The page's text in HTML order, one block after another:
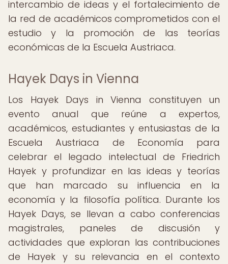
intercambio de ideas y el fortalecimiento de
la red de académicos comprometidos con el
estudio y la promoción de las teorías
económicas de la Escuela Austriaca.
Hayek Days in Vienna
Los Hayek Days in Vienna constituyen un
evento anual que reúne a expertos,
académicos, estudiantes y entusiastas de la
Escuela Austriaca de Economía para
celebrar el legado intelectual de Friedrich
Hayek y profundizar en las ideas y teorías
que han marcado su influencia en la
economía y la filosofía política. Durante los
Hayek Days, se llevan a cabo conferencias
magistrales, paneles de discusión y
actividades que exploran las contribuciones
de Hayek y su relevancia en el contexto